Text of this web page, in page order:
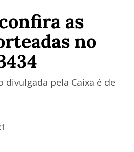
as
no
divulgada pela Caixa é de